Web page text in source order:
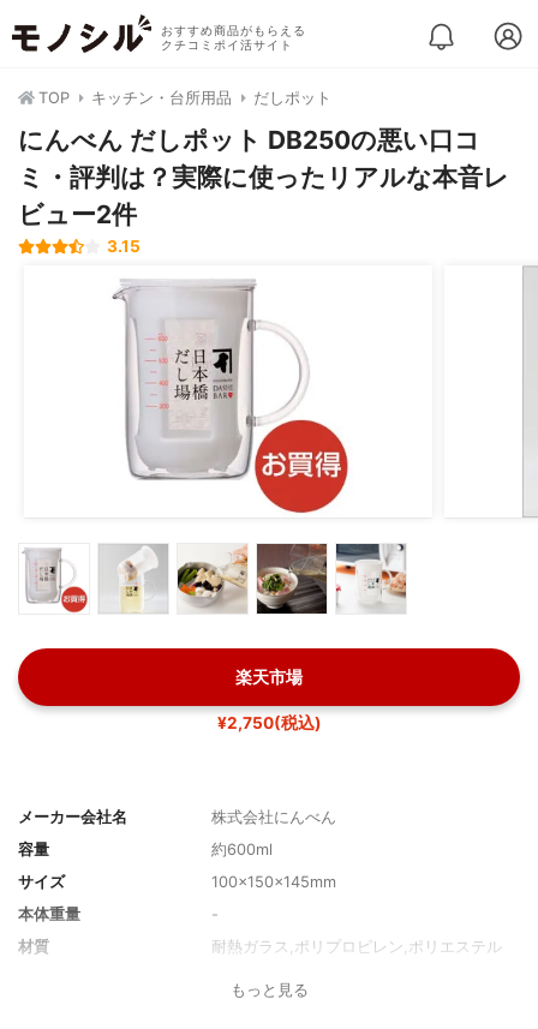
おすすめ商品がもらえる
クチコミポイ活サイト
TOP キッチン・台所用品 だしポット
にんべん だしポット DB250の悪い口コ
ミ・評判は？実際に使ったリアルな本音レ
ビュー2件
3.15
楽天市場
¥2,750(税込)
メーカー会社名
株式会社にんべん
容量
約600ml
サイズ
100×150×145mm
本体重量
-
材質
耐熱ガラス,ポリプロピレン,ポリエステル
もっと見る